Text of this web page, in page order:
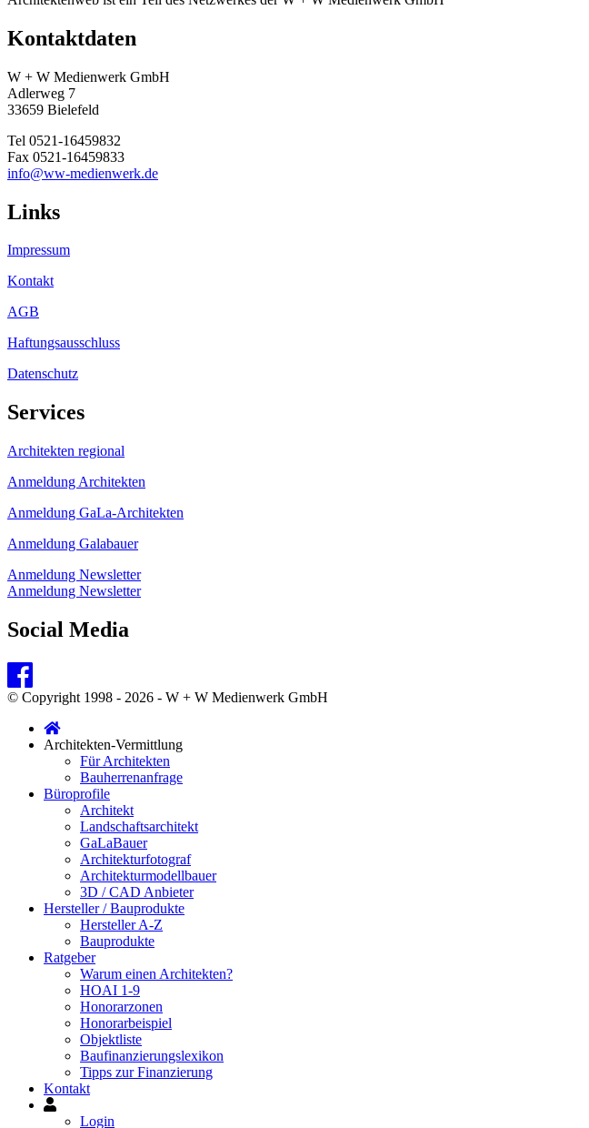
Kontaktdaten
W + W Medienwerk GmbH
Adlerweg 7
33659 Bielefeld
Tel 0521-16459832
Fax 0521-16459833
info@ww-medienwerk.de
Links
Impressum
Kontakt
AGB
Haftungsausschluss
Datenschutz
Services
Architekten regional
Anmeldung Architekten
Anmeldung GaLa-Architekten
Anmeldung Galabauer
Anmeldung Newsletter
Anmeldung Newsletter
Social Media
© Copyright 1998 - 2026 - W + W Medienwerk GmbH
Architekten-Vermittlung
Für Architekten
Bauherrenanfrage
Büroprofile
Architekt
Landschaftsarchitekt
GaLaBauer
Architekturfotograf
Architekturmodellbauer
3D / CAD Anbieter
Hersteller / Bauprodukte
Hersteller A-Z
Bauprodukte
Ratgeber
Warum einen Architekten?
HOAI 1-9
Honorarzonen
Honorarbeispiel
Objektliste
Baufinanzierungslexikon
Tipps zur Finanzierung
Kontakt
Mein
KontoLogin